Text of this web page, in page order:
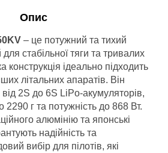
Опис
– це потужний та тихий
стабільної тяги та тривалих
конструкція ідеально підходить
літальних апаратів. Він
2S до 6S LiPo-акумуляторів,
2290 г та потужність до 868 Вт.
алюмінію та японські
надійність та
вибір для пілотів, які